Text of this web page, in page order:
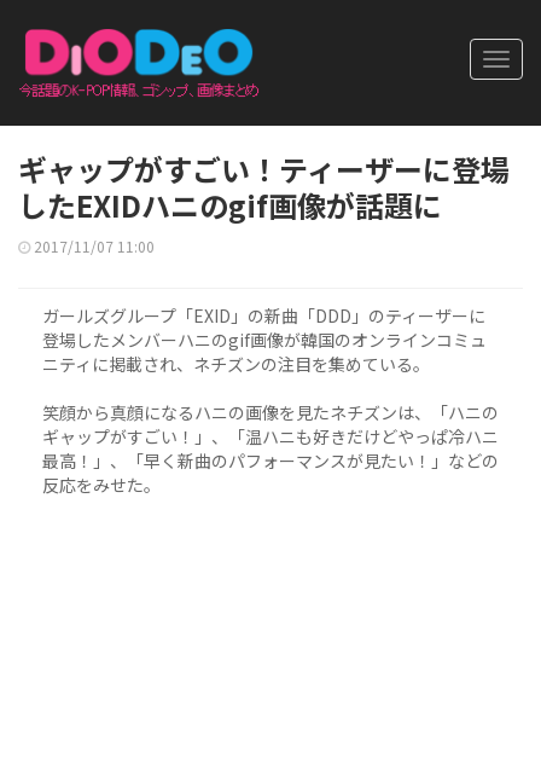
ギャップがすごい！ティーザーに登場
したEXIDハニのgif画像が話題に
2017/11/07 11:00
ガールズグループ「EXID」の新曲「DDD」のティーザーに
登場したメンバーハニのgif画像が韓国のオンラインコミュ
ニティに掲載され、ネチズンの注目を集めている。
笑顔から真顔になるハニの画像を見たネチズンは、「ハニの
ギャップがすごい！」、「温ハニも好きだけどやっぱ冷ハニ
最高！」、「早く新曲のパフォーマンスが見たい！」などの
反応をみせた。